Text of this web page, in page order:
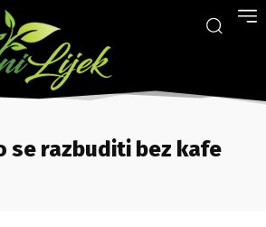
se razbuditi bez kafe